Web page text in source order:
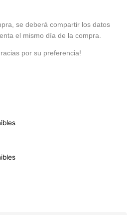
se deberá compartir los datos
el mismo día de la compra.
por su preferencia!